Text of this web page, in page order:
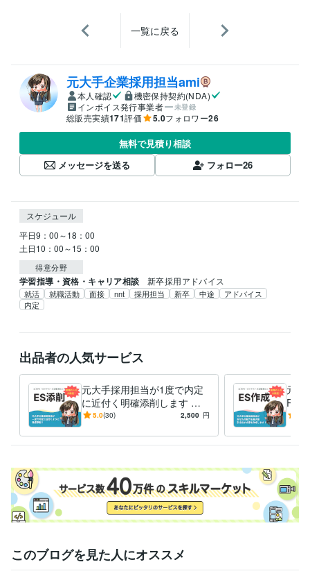
一覧に戻る
元大手企業採用担当ami
本人確認
機密保持契約(NDA)
インボイス発行事業者
未登録
総販売実績171評価 5.0フォロワー26
無料で見積り相談
メッセージを送る
フォロー26
スケジュール
平日9：00～18：00
土日10：00～15：00
得意分野
学習指導・資格・キャリア相談 新卒採用アドバイス
就活 就職活動 面接 nnt 採用担当 新卒 中途
アドバイス
内定
出品者の人気サービス
元大手採用担当が1度で内定
に近付く明確添削します 誰
よりも分かり易いES・自己P
削！
5.0(30) 2,500 円
元大
R・
手採
このブログを見た人にオススメ